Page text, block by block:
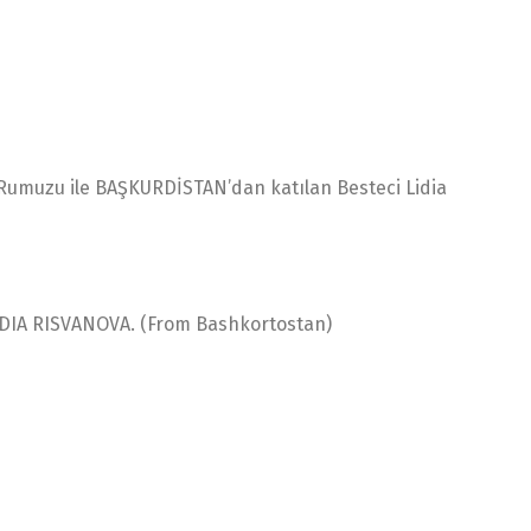
ile BAŞKURDİSTAN’dan katılan Besteci Lidia
RISVANOVA. (From Bashkortostan)